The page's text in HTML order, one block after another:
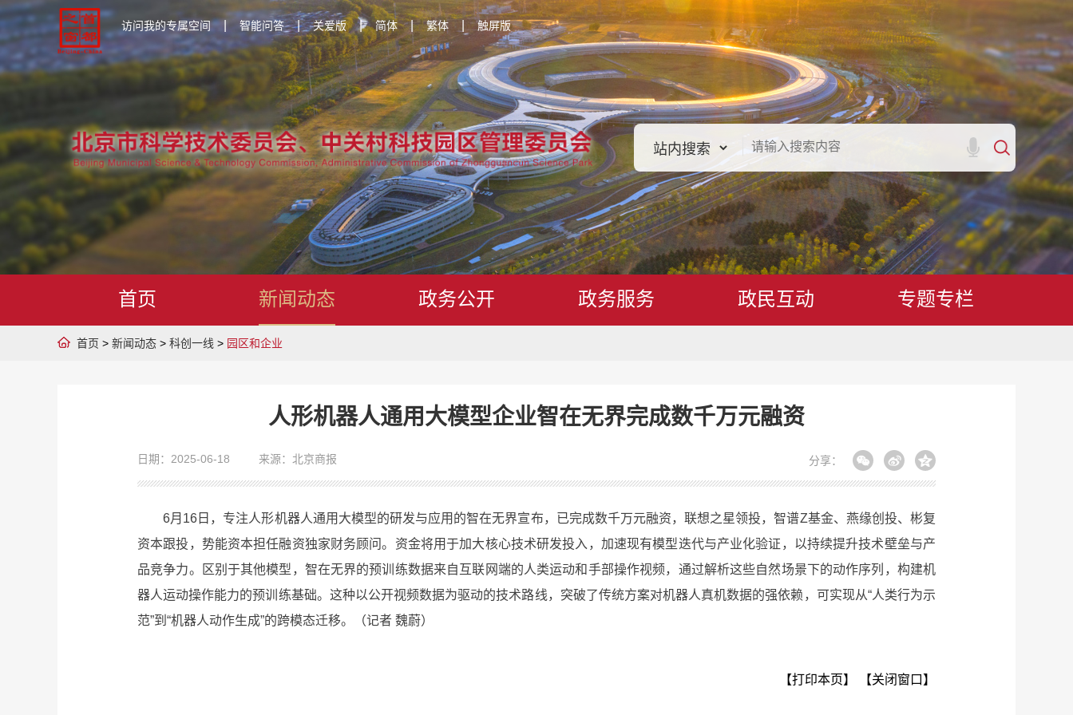
访问我的专属空间 智能问答 | 关爱版 | 简体 | 繁体 触屏版
首页 新闻动态 政务公开 政务服务 政民互动 专题专栏
首页 > 新闻动态 > 科创一线 > 园区和企业
人形机器人通用大模型企业智在无界完成数千万元融资
日期：2025-06-18 来源：北京商报 分享：
6月16日，专注人形机器人通用大模型的研发与应用的智在无界宣布，已完成数千万元融资，联想之星领投，智谱Z基金、燕缘创投、彬复
资本跟投，势能资本担任融资独家财务顾问。资金将用于加大核心技术研发投入，加速现有模型迭代与产业化验证，以持续提升技术壁垒与产
品竞争力。区别于其他模型，智在无界的预训练数据来自互联网端的人类运动和手部操作视频，通过解析这些自然场景下的动作序列，构建机
器人运动操作能力的预训练基础。这种以公开视频数据为驱动的技术路线，突破了传统方案对机器人真机数据的强依赖，可实现从“人类行为示
范”到“机器人动作生成”的跨模态迁移。（记者 魏蔚）
【打印本页】 【关闭窗口】